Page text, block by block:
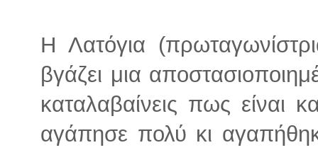
Η Λατόγια
βγάζει μια
καταλαβαίνεις πως είναι
αγάπησε πολύ κι